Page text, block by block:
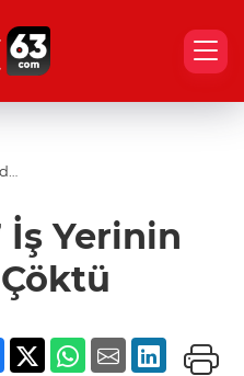
İş Yerinin
Çöktü